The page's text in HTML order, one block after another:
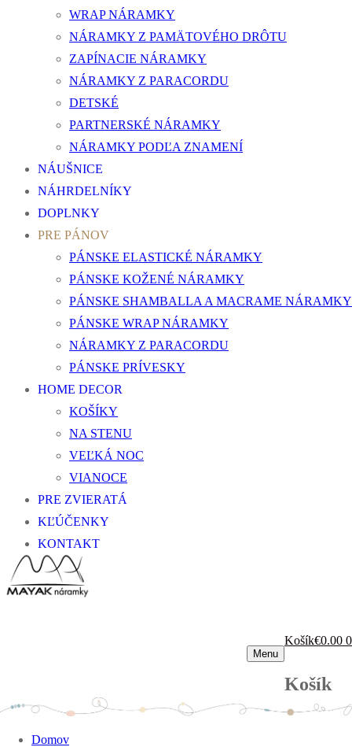
WRAP NÁRAMKY
NÁRAMKY Z PAMÄTOVÉHO DRÔTU
ZAPÍNACIE NÁRAMKY
NÁRAMKY Z PARACORDU
DETSKÉ
PARTNERSKÉ NÁRAMKY
NÁRAMKY PODĽA ZNAMENÍ
NÁUŠNICE
NÁHRDELNÍKY
DOPLNKY
PRE PÁNOV
PÁNSKE ELASTICKÉ NÁRAMKY
PÁNSKE KOŽENÉ NÁRAMKY
PÁNSKE SHAMBALLA A MACRAME NÁRAMKY
PÁNSKE WRAP NÁRAMKY
NÁRAMKY Z PARACORDU
PÁNSKE PRÍVESKY
HOME DECOR
KOŠÍKY
NA STENU
VEĽKÁ NOC
VIANOCE
PRE ZVIERATÁ
KĽÚČENKY
KONTAKT
Menu
Košík€0.00 0
Košík
Domov